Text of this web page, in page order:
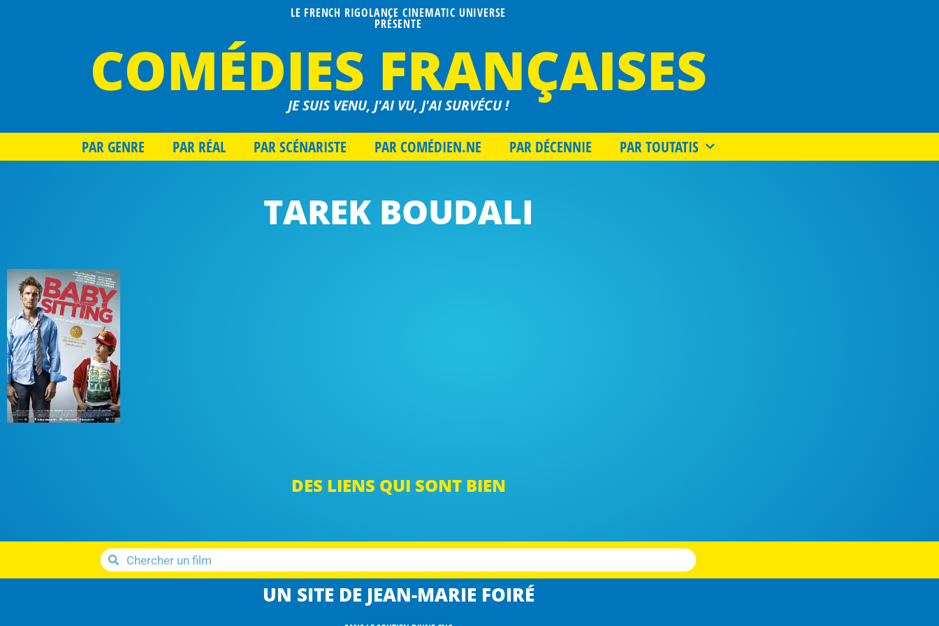
LE FRENCH RIGOLANCE CINEMATIC UNIVERSE
PRÉSENTE
COMÉDIES FRANÇAISES
JE SUIS VENU, J'AI VU, J'AI SURVÉCU !
PAR GENRE PAR RÉAL PAR SCÉNARISTE PAR COMÉDIEN.NE PAR DÉCENNIE PAR TOUTATIS
TAREK BOUDALI
DES LIENS QUI SONT BIEN
UN SITE DE JEAN-MARIE FOIRÉ